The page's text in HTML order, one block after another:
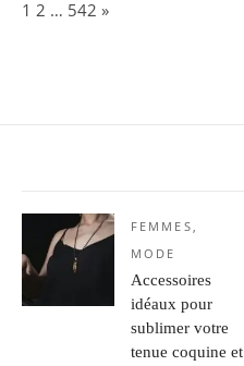
Page:
1 2 … 542 Next
»
FEMMES,
MODE
Accessoires
idéaux pour
sublimer votre
tenue coquine et